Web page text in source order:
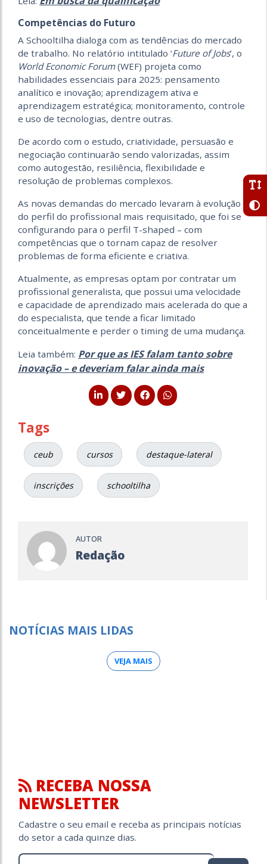
Competências do Futuro
A Schooltilha dialoga com as tendências do mercado
de trabalho. No relatório intitulado ‘Future of Jobs’, o
World Economic Forum(WEF) projeta como
habilidades essenciais para 2025: pensamento
analítico e inovação; aprendizagem ativa e
aprendizagem estratégica; monitoramento, controle
e uso de tecnologias, dentre outras.
De acordo com o estudo, criatividade, persuasão e
negociação continuarão sendo valorizadas, assim
como autogestão, resiliência, flexibilidade e
resolução de problemas complexos.
As novas demandas do mercado levaram à evolução
do perfil do profissional mais requisitado, que foi se
configurando para o perfil T-shaped – com
competências que o tornam capaz de resolver
problemas de forma eficiente e criativa.
Atualmente, as empresas optam por contratar um
profissional generalista, que possui uma velocidade
e capacidade de aprendizado mais acelerada do que a
do especialista, que tende a ficar limitado
conceitualmente e perder o timing de uma mudança.
Leia também: Por que as IES falam tanto sobre
inovação – e deveriam falar ainda mais
Tags
ceub cursos destaque-lateral
inscrições schooltilha
AUTOR
Redação
NOTÍCIAS MAIS LIDAS
VEJA MAIS
RECEBA NOSSA
NEWSLETTER
Cadastre o seu email e receba as principais notícias
do setor a cada quinze dias.